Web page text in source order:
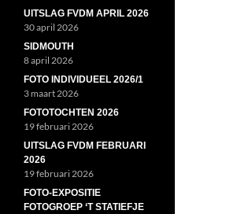
UITSLAG FVDM APRIL 2026
30 april 2026
SIDMOUTH
8 april 2026
FOTO INDIVIDUEEL 2026/1
3 maart 2026
FOTOTOCHTEN 2026
19 februari 2026
UITSLAG FVDM FEBRUARI
2026
19 februari 2026
FOTO-EXPOSITIE
FOTOGROEP ‘T STATIEFJE